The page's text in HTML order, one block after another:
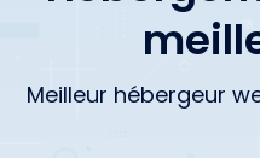
Meilleur hébergeur